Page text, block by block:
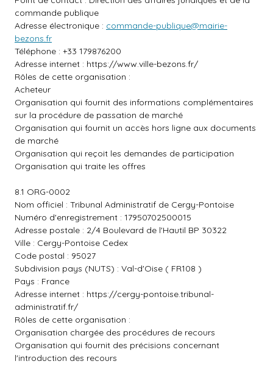
commande publique
Adresse électronique : commande-publique@mairie-
bezons.fr
Téléphone : +33 179876200
Adresse internet : https://www.ville-bezons.fr/
Rôles de cette organisation :
Acheteur
Organisation qui fournit des informations complémentaires
sur la procédure de passation de marché
Organisation qui fournit un accès hors ligne aux documents
de marché
Organisation qui reçoit les demandes de participation
Organisation qui traite les offres
8.1 ORG-0002
Nom officiel : Tribunal Administratif de Cergy-Pontoise
Numéro d'enregistrement : 17950702500015
Adresse postale : 2/4 Boulevard de l'Hautil BP 30322
Ville : Cergy-Pontoise Cedex
Code postal : 95027
Subdivision pays (NUTS) : Val-d'Oise ( FR108 )
Pays : France
Adresse internet : https://cergy-pontoise.tribunal-
administratif.fr/
Rôles de cette organisation :
Organisation chargée des procédures de recours
Organisation qui fournit des précisions concernant
l'introduction des recours